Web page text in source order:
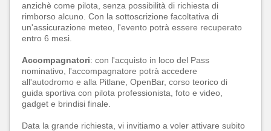
anzichè come pilota, senza possibilità di richiesta di
rimborso alcuno. Con la sottoscrizione facoltativa di
un'assicurazione meteo, l'evento potrà essere recuperato
entro 6 mesi.
Accompagnatori: con l'acquisto in loco del Pass
nominativo, l'accompagnatore potrà accedere
all'autodromo e alla Pitlane, OpenBar, corso teorico di
guida sportiva con pilota professionista, foto e video,
gadget e brindisi finale.
Data la grande richiesta, vi invitiamo a voler attivare subito